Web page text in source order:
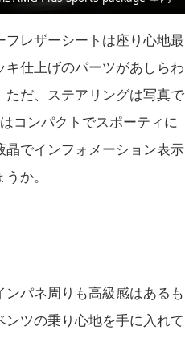
レザーシートは座り心地最
仕上げのパーツがあしらわ
ただ、ステアリングは写真で
コンパクトでスポーティに
晶でインフォメーション表示
か。
パネ周りも高級感はあるも
ツの乗り心地を手に入れて